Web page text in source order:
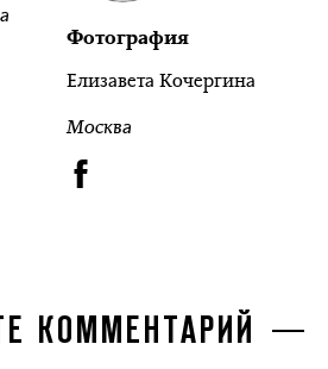
Фотография
Елизавета Кочергина
Москва
КОММЕНТАРИЙ